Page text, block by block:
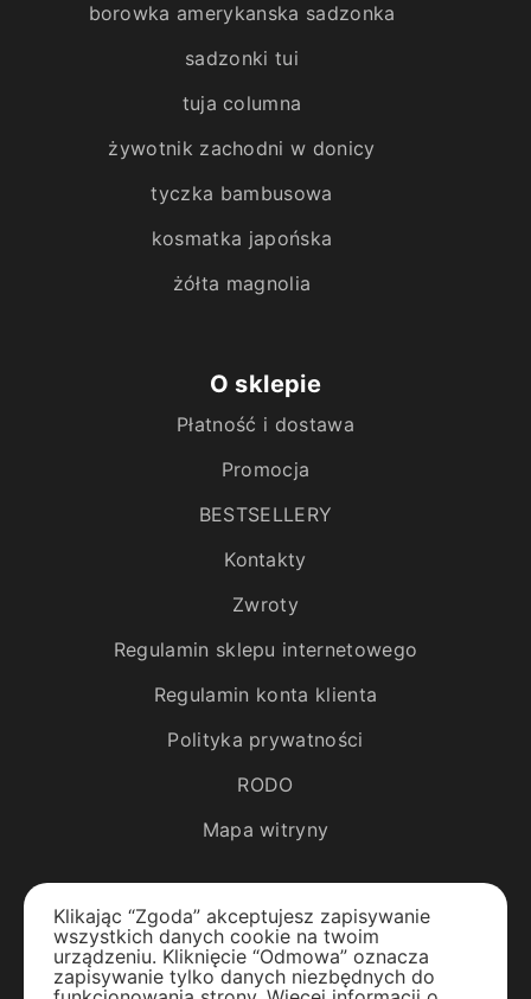
borowka amerykanska sadzonka
sadzonki tui
tuja columna
żywotnik zachodni w donicy
tyczka bambusowa
kosmatka japońska
żółta magnolia
O sklepie
Płatność i dostawa
Promocja
BESTSELLERY
Kontakty
Zwroty
Regulamin sklepu internetowego
Regulamin konta klienta
Polityka prywatności
RODO
Mapa witryny
Katalog
Rośliny egzotyczne
Klikając “Zgoda” akceptujesz zapisywanie
wszystkich danych cookie na twoim
urządzeniu. Kliknięcie “Odmowa” oznacza
zapisywanie tylko danych niezbędnych do